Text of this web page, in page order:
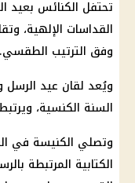
القداسات الإلهية،
وفق الترتيب الطقسي.
ويُعد لقان عيد الرسل
السنة الكنسية،
وتصلي الكنيسة في
الكتابية المرتبطة